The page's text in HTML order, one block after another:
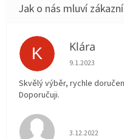
K Klára
Hodnocení
9.1.2023
Skvělý výběr, rychle
Doporučuji.
Hodnocení
3.12.2022